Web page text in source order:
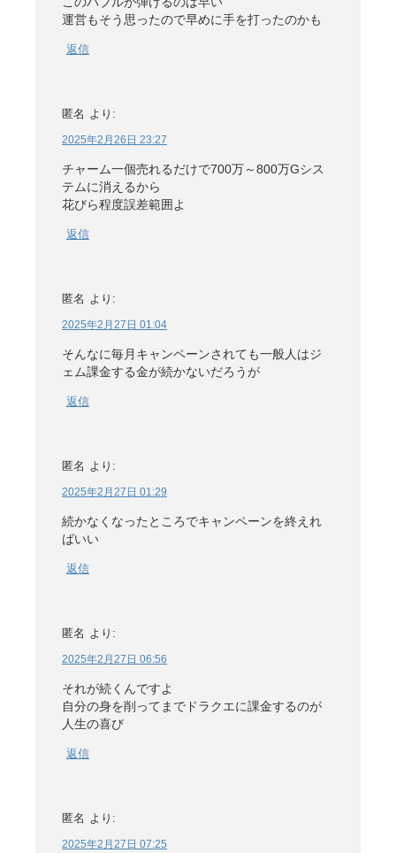
運営もそう思ったので早めに手を打ったのかも
返信
匿名 より:
2025年2月26日 23:27
チャーム一個売れるだけで700万～800万Gシス
テムに消えるから
花びら程度誤差範囲よ
返信
匿名 より:
2025年2月27日 01:04
そんなに毎月キャンペーンされても一般人はジ
ェム課金する金が続かないだろうが
返信
匿名 より:
2025年2月27日 01:29
続かなくなったところでキャンペーンを終えれ
ばいい
返信
匿名 より:
2025年2月27日 06:56
それが続くんですよ
自分の身を削ってまでドラクエに課金するのが
人生の喜び
返信
匿名 より:
2025年2月27日 07:25